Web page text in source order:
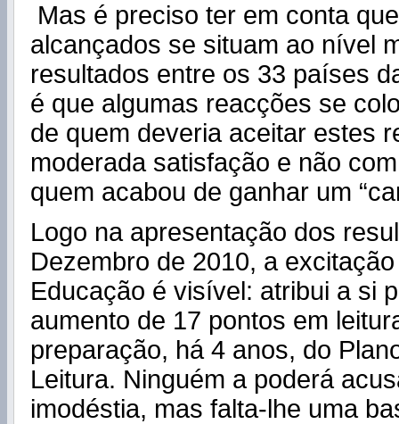
Mas é preciso ter em conta
alcançados se situam ao nível
resultados entre os 33 países
é que algumas reacções se
de quem deveria aceitar estes
moderada satisfação e não
quem acabou de ganhar um
Logo na apresentação dos
Dezembro de 2010, a
Educação é visível: atribui a si
aumento de 17 pontos em
preparação, há 4 anos, do
Leitura. Ninguém a poderá
imodéstia, mas falta-lhe uma